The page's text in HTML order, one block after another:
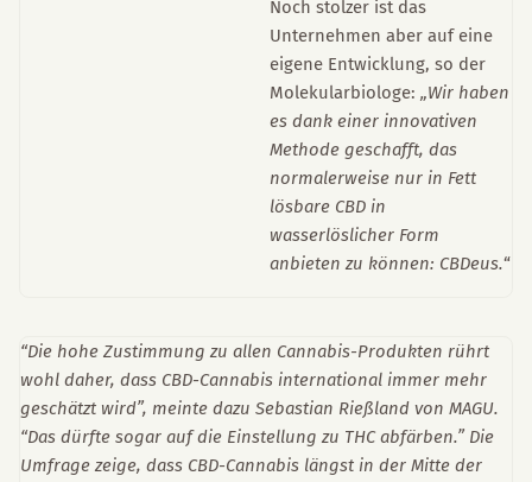
Noch stolzer ist das
Unternehmen aber auf eine
eigene Entwicklung, so der
Molekularbiologe: „Wir haben
es dank einer innovativen
Methode geschafft, das
normalerweise nur in Fett
lösbare CBD in
wasserlöslicher Form
anbieten zu können: CBDeus.“
“Die hohe Zustimmung zu allen Cannabis-Produkten rührt
wohl daher, dass CBD-Cannabis international immer mehr
geschätzt wird”, meinte dazu Sebastian Rießland von MAGU.
“Das dürfte sogar auf die Einstellung zu THC abfärben.” Die
Umfrage zeige, dass CBD-Cannabis längst in der Mitte der